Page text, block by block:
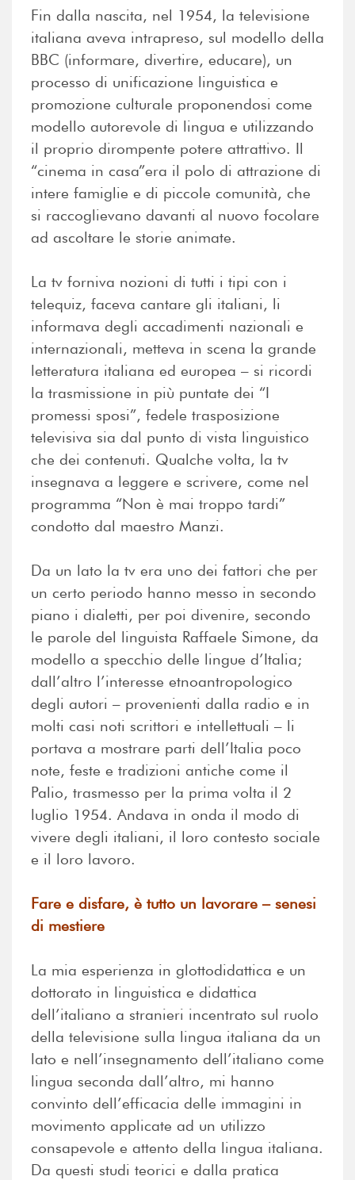
Fin dalla nascita, nel 1954, la televisione
italiana aveva intrapreso, sul modello della
BBC (informare, divertire, educare), un
processo di unificazione linguistica e
promozione culturale proponendosi come
modello autorevole di lingua e utilizzando
il proprio dirompente potere attrattivo. Il
“cinema in casa”era il polo di attrazione di
intere famiglie e di piccole comunità, che
si raccoglievano davanti al nuovo focolare
ad ascoltare le storie animate.
La tv forniva nozioni di tutti i tipi con i
telequiz, faceva cantare gli italiani, li
informava degli accadimenti nazionali e
internazionali, metteva in scena la grande
letteratura italiana ed europea – si ricordi
la trasmissione in più puntate dei “I
promessi sposi”, fedele trasposizione
televisiva sia dal punto di vista linguistico
che dei contenuti. Qualche volta, la tv
insegnava a leggere e scrivere, come nel
programma “Non è mai troppo tardi”
condotto dal maestro Manzi.
Da un lato la tv era uno dei fattori che per
un certo periodo hanno messo in secondo
piano i dialetti, per poi divenire, secondo
le parole del linguista Raffaele Simone, da
modello a specchio delle lingue d’Italia;
dall’altro l’interesse etnoantropologico
degli autori – provenienti dalla radio e in
molti casi noti scrittori e intellettuali – li
portava a mostrare parti dell’Italia poco
note, feste e tradizioni antiche come il
Palio, trasmesso per la prima volta il 2
luglio 1954. Andava in onda il modo di
vivere degli italiani, il loro contesto sociale
e il loro lavoro.
Fare e disfare, è tutto un lavorare – senesi
di mestiere
La mia esperienza in glottodidattica e un
dottorato in linguistica e didattica
dell’italiano a stranieri incentrato sul ruolo
della televisione sulla lingua italiana da un
lato e nell’insegnamento dell’italiano come
lingua seconda dall’altro, mi hanno
convinto dell’efficacia delle immagini in
movimento applicate ad un utilizzo
consapevole e attento della lingua italiana.
Da questi studi teorici e dalla pratica